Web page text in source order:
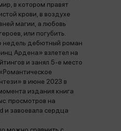
в котором правят
крови, в воздухе
магии, а любовь
или погубить.
недель дебютный роман
Ардена» взлетел на
и занял 5-е место
в июне 2023 в
издания книга
просмотров на
и завоевала сердца